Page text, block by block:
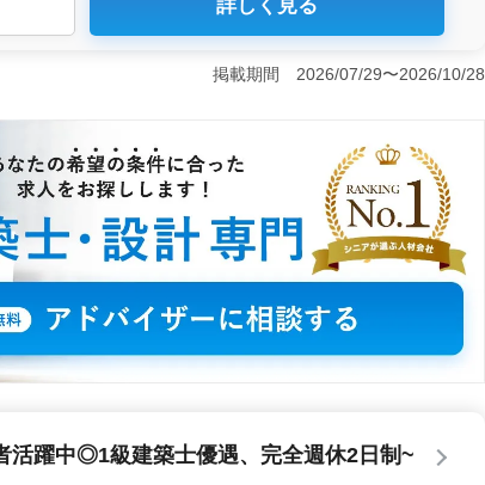
人では、設計経験を重視した年収400万円から600万
か、通勤手当が全員に定額で支給されるため、交通費の
す。福利厚生の面でも安心して長く働けることが期待で
る職場環境＞ このポジションでは、ベテランの設計
として、特に中高年の方が多く活躍している職場です。
わり、長年培った知識と経験をフルに発揮できる機会が
の制限がないため、多様な経歴を持つ方がそのまま活か
築監理の実績を活かしたいと考えている方には、やりが
きやすい就業環境と柔軟な勤務体制＞ 就業時間は朝
く、家族や趣味などプライベートの時間をしっかり確保
週土曜日や日曜祝日が休日として設定されているため、
ています。さらに、長期休暇も充実しており、年末年始
です。
詳しく見る
掲載期間 2026/07/29〜2026/10/28
活躍中◎1級建築士優遇、完全週休2日制~